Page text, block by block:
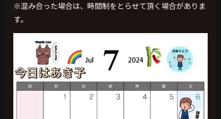
※混み合った場合は、時間制をとらせて頂く場合がありま
す。